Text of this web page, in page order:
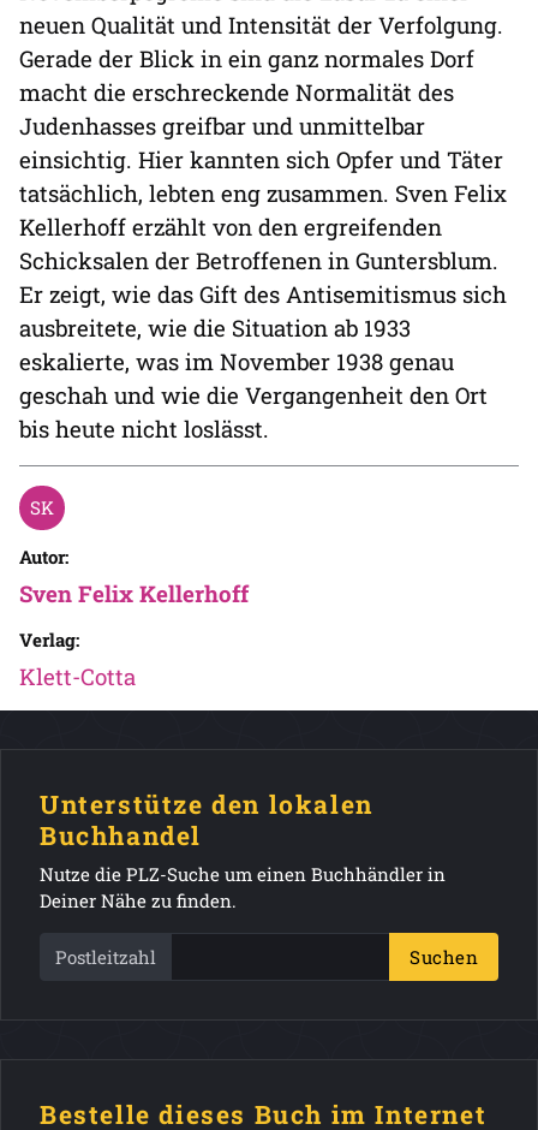
neuen Qualität und Intensität der Verfolgung.
Gerade der Blick in ein ganz normales Dorf
macht die erschreckende Normalität des
Judenhasses greifbar und unmittelbar
einsichtig. Hier kannten sich Opfer und Täter
tatsächlich, lebten eng zusammen. Sven Felix
Kellerhoff erzählt von den ergreifenden
Schicksalen der Betroffenen in Guntersblum.
Er zeigt, wie das Gift des Antisemitismus sich
ausbreitete, wie die Situation ab 1933
eskalierte, was im November 1938 genau
geschah und wie die Vergangenheit den Ort
bis heute nicht loslässt.
Autor:
Sven Felix Kellerhoff
Verlag:
Klett-Cotta
Unterstütze den lokalen
Buchhandel
Nutze die PLZ-Suche um einen Buchhändler in
Deiner Nähe zu finden.
Postleitzahl Suchen
Bestelle dieses Buch im Internet